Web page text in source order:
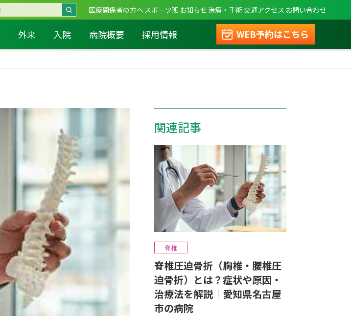
医療関係者の方へ スポーツ班 お知らせ治療・手術交通アクセス お問い合わせ
外来 入院 病院概要 採用情報 WEB予約はこちら
関連記事
脊椎
脊椎圧迫骨折（胸椎・腰椎圧
迫骨折）とは？症状や原因・
治療法を解説｜愛知県名古屋
市の病院